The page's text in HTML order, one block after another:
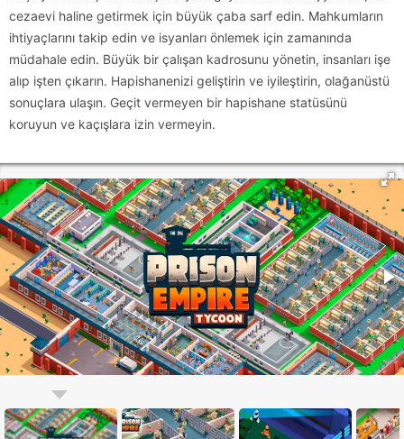
cezaevi haline getirmek için büyük çaba sarf edin. Mahkumların
ihtiyaçlarını takip edin ve isyanları önlemek için zamanında
müdahale edin. Büyük bir çalışan kadrosunu yönetin, insanları işe
alıp işten çıkarın. Hapishanenizi geliştirin ve iyileştirin, olağanüstü
sonuçlara ulaşın. Geçit vermeyen bir hapishane statüsünü
koruyun ve kaçışlara izin vermeyin.